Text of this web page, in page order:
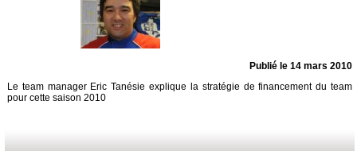
Publié le 14 mars 2010
Le team manager Eric Tanésie explique la stratégie de financement du team
pour cette saison 2010